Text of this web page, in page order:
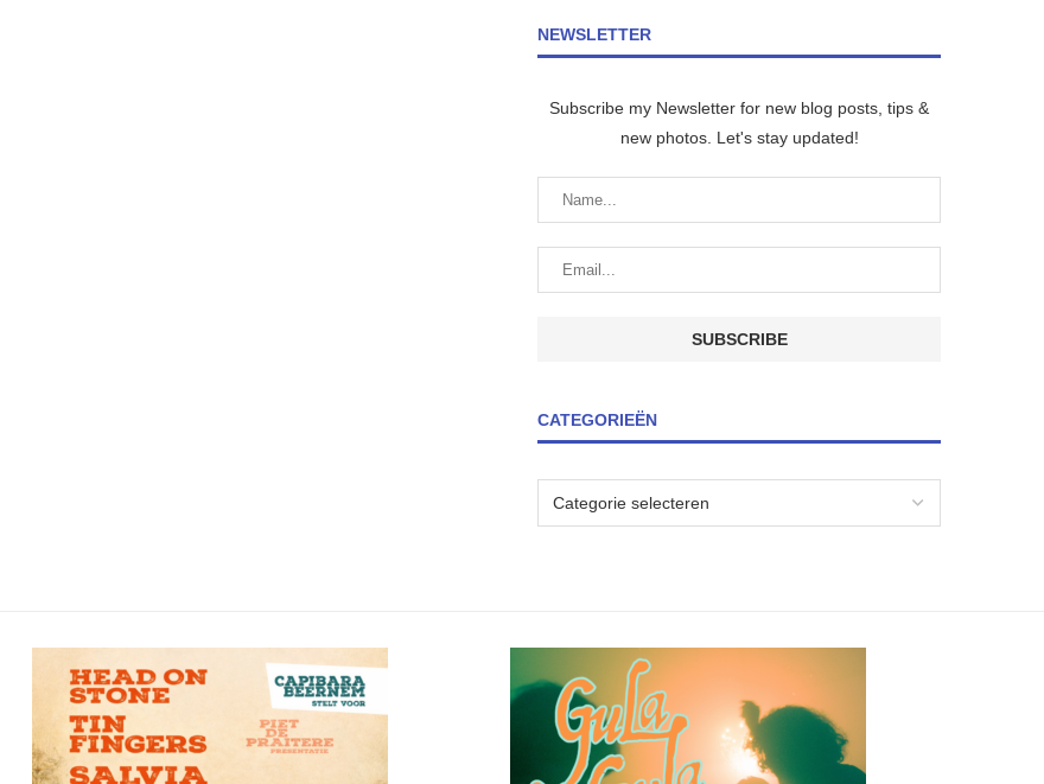
NEWSLETTER
Subscribe my Newsletter for new blog posts, tips &
new photos. Let's stay updated!
CATEGORIEËN